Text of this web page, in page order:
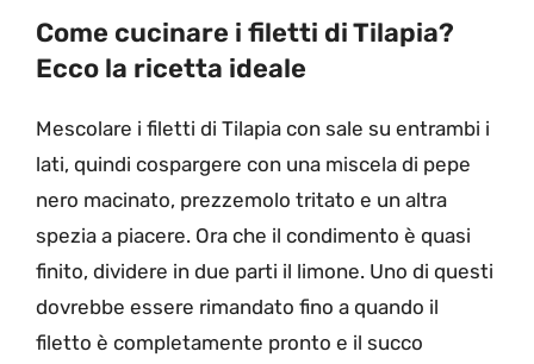
Come cucinare i filetti di Tilapia?
Ecco la ricetta ideale
Mescolare i filetti di Tilapia con sale su entrambi i
lati, quindi cospargere con una miscela di pepe
nero macinato, prezzemolo tritato e un altra
spezia a piacere. Ora che il condimento è quasi
finito, dividere in due parti il limone. Uno di questi
dovrebbe essere rimandato fino a quando il
filetto è completamente pronto e il succo